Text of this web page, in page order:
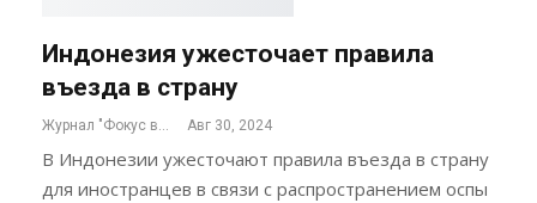
Индонезия ужесточает правила
въезда в страну
Журнал "Фокус внимания" Авг 30, 2024
В Индонезии ужесточают правила въезда в страну
для иностранцев в связи с распространением оспы